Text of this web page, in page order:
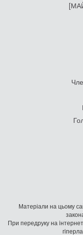
Матеріали на цьому
При передруку на